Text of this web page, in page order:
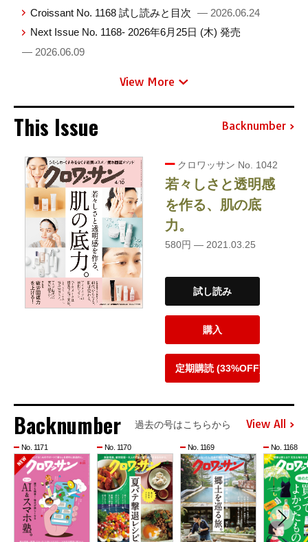
Croissant No. 1168 試し読みと目次 — 2026.06.24
Next Issue No. 1168- 2026年6月25日 (木) 発売
— 2026.06.09
View More
This Issue Backnumber
クロワッサン No. 1042
若々しさと透明感
を作る、肌の底
力。
580円 — 2021.03.25
試し読み
購入
定期購読 (33%OFF)
Backnumber 過去の号はこちらから View All
No. 1171 No. 1170 No. 1169 No. 1168